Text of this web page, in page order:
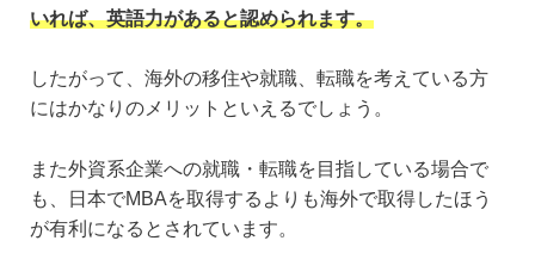
いれば、英語力があると認められます。
したがって、海外の移住や就職、転職を考えている方
にはかなりのメリットといえるでしょう。
また外資系企業への就職・転職を目指している場合で
も、日本でMBAを取得するよりも海外で取得したほう
が有利になるとされています。